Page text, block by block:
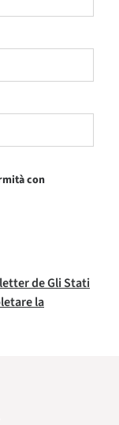
con
de Gli Stati
la